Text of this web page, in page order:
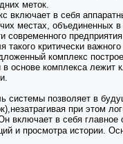
меток.
включает в себя
местах, объединенных
современного
такого критически
комплекс
в основе комплекса лежит
системы позволяет в
при этом
включает в себя
и просмотра истории.